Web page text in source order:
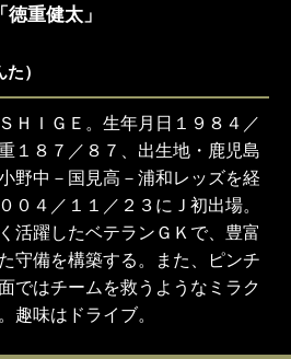
「徳重健太」
）
ＨＩＧＥ。生年月日１９８４／
１８７／８７、出生地・鹿児島
野中－国見高－浦和レッズを経
０４／１１／２３にＪ初出場。
活躍したベテランＧＫで、豊富
守備を構築する。また、ピンチ
ではチームを救うようなミラク
趣味はドライブ。